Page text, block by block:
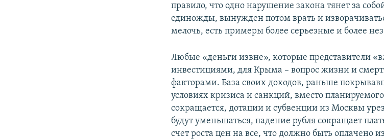
правило, что одно нарушение закона тянет за
единожды, вынужден потом врать и
мелочь, есть примеры более серьезные и более
Любые «деньги извне», которые представители
инвестициями, для Крыма – вопрос жизни и
факторами. База своих доходов, раньше
условиях кризиса и санкций, вместо
сокращается, дотации и субвенции из Москвы
будут уменьшаться, падение рубля сокращает
счет роста цен на все, что должно быть оплачено